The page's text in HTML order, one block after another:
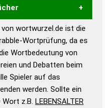
semantischen
zu
Wortform, um die
Spiel zu
Scrabble-
wortwurzel.de ist die
Wortprüfung, da es
Wortbedeutung von
und Debatten beim
Spieler auf das
werden. Sollte ein
z.B. LEBENSALTER